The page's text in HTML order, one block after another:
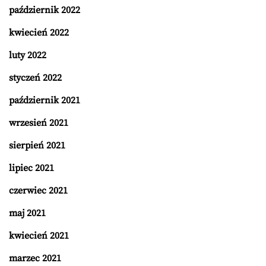
październik 2022
kwiecień 2022
luty 2022
styczeń 2022
październik 2021
wrzesień 2021
sierpień 2021
lipiec 2021
czerwiec 2021
maj 2021
kwiecień 2021
marzec 2021